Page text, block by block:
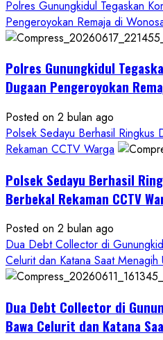
more
about
Kasus
Pelecehan
Seksual:
DIY
Terbitkan
DPO
Asal
Gunungkidul
Polres Gunungkidul Tegaskan
Pengeroyokan Remaja di
Polres Gunungkidul
Dugaan Pengeroyokan
Posted on 2 bulan ago
Polsek Sedayu Berhasil
Rekaman CCTV Warga
Polsek Sedayu Berhasil
Berbekal Rekaman CCTV
Posted on 2 bulan ago
Dua Debt Collector di
Celurit dan Katana Saat Menagih
Dua Debt Collector di
Bawa Celurit dan Katana